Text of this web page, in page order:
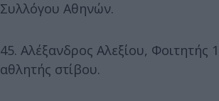
Συλλόγου Αθηνών.
45. Αλέξανδρος Αλεξίου, Φοιτητής
αθλητής στίβου.